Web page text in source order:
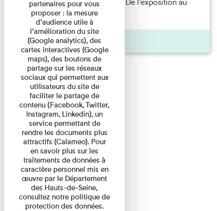
Les Invités de l’Imprimerie n°8. De l’exposition au
livre. Modernités ...
Pages
partenaires pour vous
proposer : la mesure
d’audience utile à
l’amélioration du site
(Google analytics), des
cartes interactives (Google
maps), des boutons de
partage sur les réseaux
sociaux qui permettent aux
utilisateurs du site de
faciliter le partage de
contenu (Facebook, Twitter,
Instagram, Linkedin), un
service permettant de
rendre les documents plus
attractifs (Calameo). Pour
en savoir plus sur les
traitements de données à
caractère personnel mis en
œuvre par le Département
des Hauts-de-Seine,
consultez notre politique de
protection des données.